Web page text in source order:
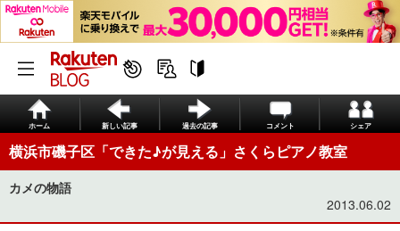
ホーム 新しい記事 過去の記事 コメント シェア
横浜市磯子区「できた♪が見える」さくらピアノ教室
カメの物語
2013.06.02